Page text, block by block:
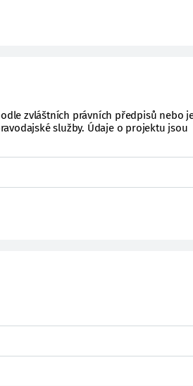
zvláštních právních předpisů nebo
služby. Údaje o projektu jsou